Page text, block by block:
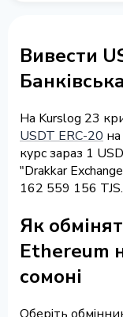
Вивести
На Kurslog 23
USDT ERC-20 на
курс зараз 1
"Drakkar
162 559 156 TJS.
Як
Ethereum
сомоні